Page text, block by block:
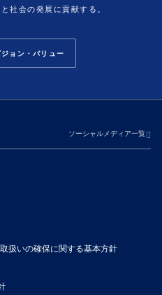
社会の発展に貢献する。
ョン・バリュー
ソーシャルメディア一覧
扱いの確保に関する基本方針